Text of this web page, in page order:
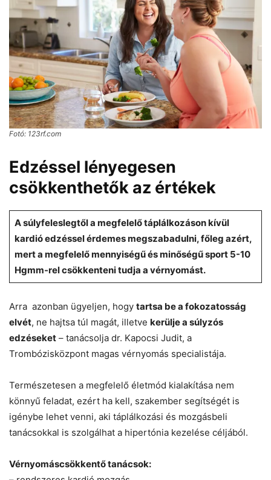
Fotó: 123rf.com
Edzéssel lényegesen
csökkenthetők az értékek
A súlyfeleslegtől a megfelelő táplálkozáson kívül
kardió edzéssel érdemes megszabadulni, főleg azért,
mert a megfelelő mennyiségű és minőségű sport 5-10
Hgmm-rel csökkenteni tudja a vérnyomást.
Arra azonban ügyeljen, hogy tartsa be a fokozatosság
elvét, ne hajtsa túl magát, illetve kerülje a súlyzós
edzéseket – tanácsolja dr. Kapocsi Judit, a
Trombózisközpont magas vérnyomás specialistája.
Természetesen a megfelelő életmód kialakítása nem
könnyű feladat, ezért ha kell, szakember segítségét is
igénybe lehet venni, aki táplálkozási és mozgásbeli
tanácsokkal is szolgálhat a hipertónia kezelése céljából.
Vérnyomáscsökkentő tanácsok: